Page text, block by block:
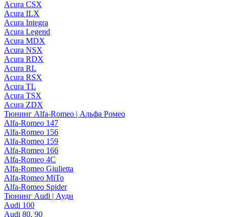
Acura CSX
Acura ILX
Acura Integra
Acura Legend
Acura MDX
Acura NSX
Acura RDX
Acura RL
Acura RSX
Acura TL
Acura TSX
Acura ZDX
Тюнинг Alfa-Romeo | Альфа Ромео
Alfa-Romeo 147
Alfa-Romeo 156
Alfa-Romeo 159
Alfa-Romeo 166
Alfa-Romeo 4C
Alfa-Romeo Giulietta
Alfa-Romeo MiTo
Alfa-Romeo Spider
Тюнинг Audi | Ауди
Audi 100
Audi 80, 90